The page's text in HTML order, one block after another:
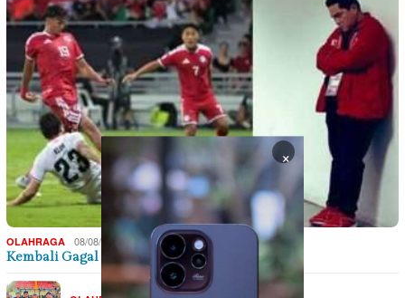
OLAHRAGA 08/08/2026
Kembali Gagal di Piala AFF: Usai Dihajar…
×